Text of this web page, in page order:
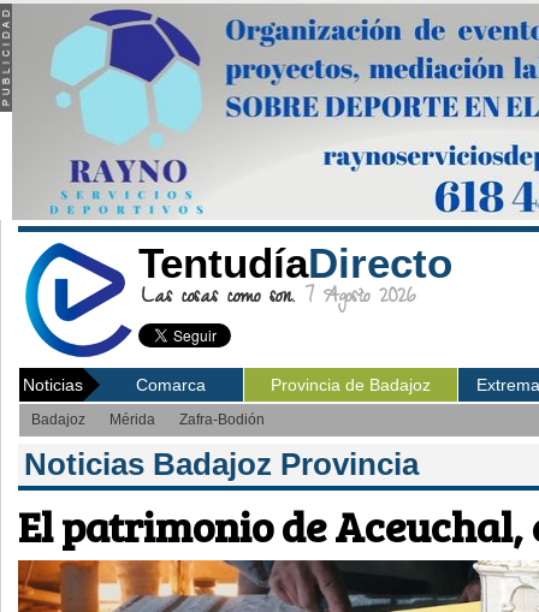
TentudíaDirecto
Las cosas como son. 7 Agosto 2026
Noticias Comarca Provincia de Badajoz
Badajoz Mérida Zafra-Bodión
Noticias Badajoz Provincia
El patrimonio de